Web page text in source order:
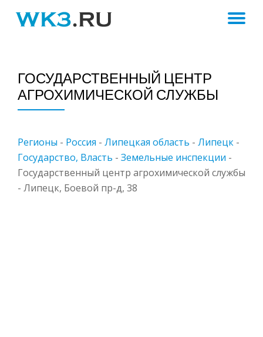
ГОСУДАРСТВЕННЫЙ ЦЕНТР
АГРОХИМИЧЕСКОЙ СЛУЖБЫ
Регионы - Россия - Липецкая область - Липецк -
Государство, Власть - Земельные инспекции -
Государственный центр агрохимической службы
- Липецк, Боевой пр-д, 38